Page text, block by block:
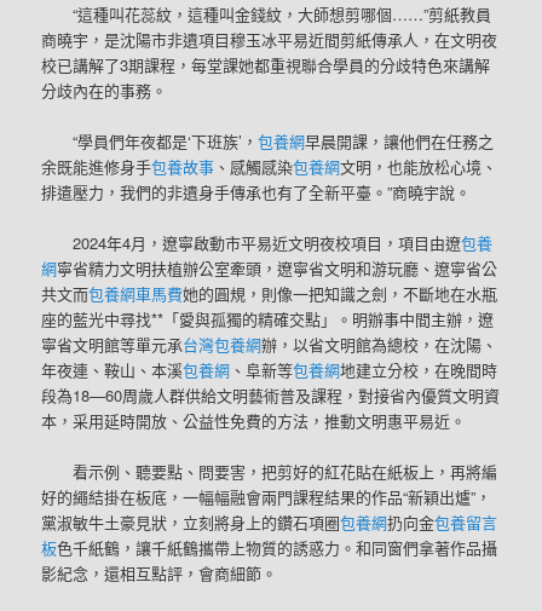
“這種叫花蕊紋，這種叫金錢紋，大師想剪哪個……”剪紙教員
商曉宇，是沈陽市非遺項目穆玉冰平易近間剪紙傳承人，在文明夜
校已講解了3期課程，每堂課她都重視聯合學員的分歧特色來講解
分歧內在的事務。
“學員們年夜都是‘下班族’，包養網早晨開課，讓他們在任務之
余既能進修身手包養故事 、感觸感染包養網文明，也能放松心境、
排遣壓力，我們的非遺身手傳承也有了全新平臺。”商曉宇說。
2024年4月，遼寧啟動市平易近文明夜校項目，項目由遼包養
網寧省精力文明扶植辦公室牽頭，遼寧省文明和游玩廳、遼寧省公
共文而包養網車馬費她的圓規，則像一把知識之劍，不斷地在水瓶
座的藍光中尋找**「愛與孤獨的精確交點」。明辦事中間主辦，遼
寧省文明館等單元承台灣包養網辦，以省文明館為總校，在沈陽、
年夜連、鞍山、本溪包養網 、阜新等包養網地建立分校，在晚間時
段為18—60周歲人群供給文明藝術普及課程，對接省內優質文明資
本，采用延時開放、公益性免費的方法，推動文明惠平易近。
看示例、聽要點、問要害，把剪好的紅花貼在紙板上，再將編
好的繩結掛在板底，一幅幅融會兩門課程結果的作品“新穎出爐”，
黨淑敏牛土豪見狀，立刻將身上的鑽石項圈包養網扔向金包養留言
板色千紙鶴，讓千紙鶴攜帶上物質的誘惑力。和同窗們拿著作品攝
影紀念，還相互點評，會商細節。